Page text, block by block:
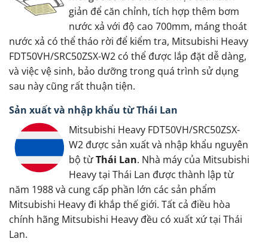
giản để căn chỉnh, tích hợp thêm bơm
nước xả với độ cao 700mm, máng thoát
nước xả có thể tháo rời để kiểm tra, Mitsubishi Heavy
FDT50VH/SRC50ZSX-W2 có thể được lắp đặt dễ dàng,
và việc vệ sinh, bảo dưỡng trong quá trình sử dụng
sau này cũng rất thuận tiện.
Sản xuất và nhập khẩu từ Thái Lan
Mitsubishi Heavy FDT50VH/SRC50ZSX-
W2 được sản xuất và nhập khẩu nguyên
bộ từThái Lan. Nhà máy của Mitsubishi
Heavy tại Thái Lan được thành lập từ
năm 1988 và cung cấp phần lớn các sản phẩm
Mitsubishi Heavy đi khắp thế giới. Tất cả điều hòa
chính hãng Mitsubishi Heavy đều có xuất xứ tại Thái
Lan.